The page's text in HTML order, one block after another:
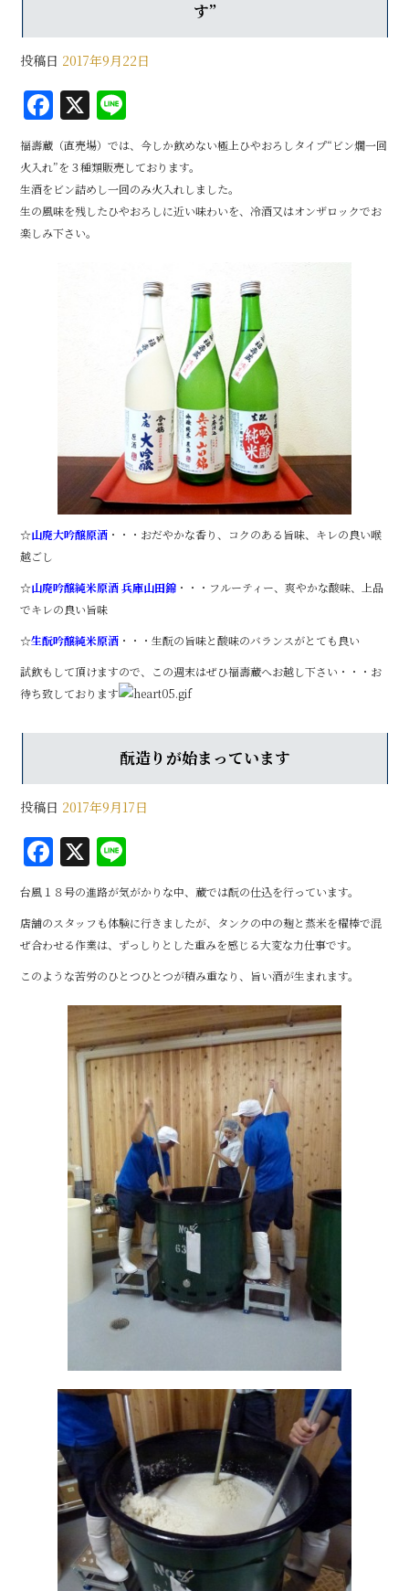
す”
投稿日 2017年9月22日
F
a
c
e
b
o
X
n
e
福壽蔵（直売場）では、今しか飲めない極上ひやおろしタイプ“ビン燗一回
火入れ”を３種類販売しております。
生酒をビン詰めし一回のみ火入れしました。
生の風味を残したひやおろしに近い味わいを、冷酒又はオンザロックでお
楽しみ下さい。
☆山廃大吟醸原酒 ・・・おだやかな香り、コクのある旨味、キレの良い喉
越ごし
☆山廃吟醸純米原酒 兵庫山田錦 ・・・フルーティー、爽やかな酸味、上品
でキレの良い旨味
☆生酛吟醸純米原酒 ・・・生酛の旨味と酸味のバランスがとても良い
試飲もして頂けますので、この週末はぜひ福壽蔵へお越し下さい・・・お
待ち致しております
酛造りが始まっています
投稿日 2017年9月17日
F
a
c
e
b
o
o
k
X
n
e
台風１８号の進路が気がかりな中、蔵では酛の仕込を行っています。
店舗のスタッフも体験に行きましたが、タンクの中の麹と蒸米を櫂棒で混
ぜ合わせる作業は、ずっしりとした重みを感じる大変な力仕事です。
このような苦労のひとつひとつが積み重なり、旨い酒が生まれます。